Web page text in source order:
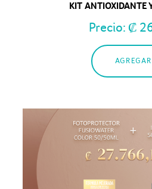
KIT ANTIOXIDANTE
Precio: ₡
AGREGAR